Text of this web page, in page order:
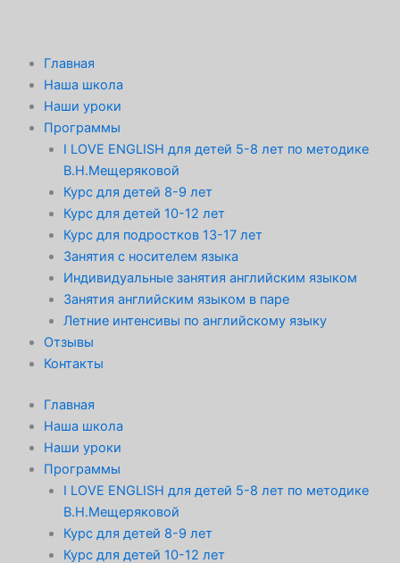
Главная
Наша школа
Наши уроки
Программы
I LOVE ENGLISH для детей 5-8 лет по методике
В.Н.Мещеряковой
Курс для детей 8-9 лет
Курс для детей 10-12 лет
Курс для подростков 13-17 лет
Занятия с носителем языка
Индивидуальные занятия английским языком
Занятия английским языком в паре
Летние интенсивы по английскому языку
Отзывы
Контакты
Главная
Наша школа
Наши уроки
Программы
I LOVE ENGLISH для детей 5-8 лет по методике
В.Н.Мещеряковой
Курс для детей 8-9 лет
Курс для детей 10-12 лет